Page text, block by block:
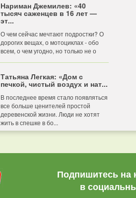
Нариман Джемилев: «40
тысяч саженцев в 16 лет —
эт...
О чем сейчас мечтают подростки? О
дорогих вещах, о мотоциклах - обо
всем, о чем угодно, но только не о
Татьяна Легкая: «Дом с
печкой, чистый воздух и нат...
В последнее время стало появляться
все больше ценителей простой
деревенской жизни. Люди не хотят
жить в спешке в бо...
Подпишитесь на
в